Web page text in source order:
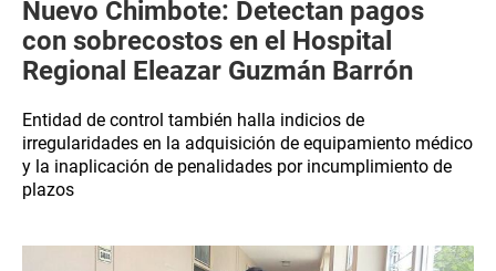
Nuevo Chimbote: Detectan pagos
con sobrecostos en el Hospital
Regional Eleazar Guzmán Barrón
Entidad de control también halla indicios de
irregularidades en la adquisición de equipamiento médico
y la inaplicación de penalidades por incumplimiento de
plazos